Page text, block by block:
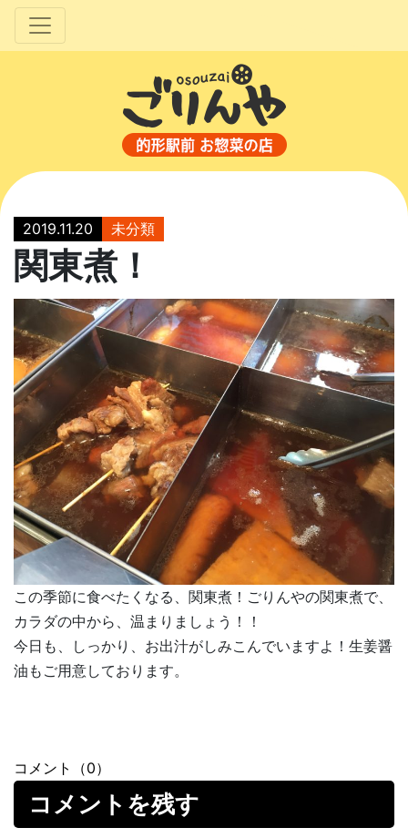
2019.11.20 未分類
関東煮！
この季節に食べたくなる、関東煮！ごりんやの関東煮で、
カラダの中から、温まりましょう！！
今日も、しっかり、お出汁がしみこんでいますよ！生姜醤
油もご用意しております。
コメント（0）
コメントを残す